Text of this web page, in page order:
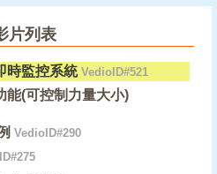
片列表
時監控系統VedioID#521
能(可控制力量大小)
VedioID#290